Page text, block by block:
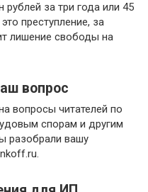
за три года или 45
преступление, за
лишение свободы на
вопрос
вопросы читателей по
спорам и другим
разобрали вашу